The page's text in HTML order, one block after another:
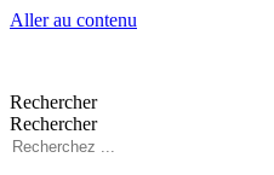
Aller au contenu
Rechercher
Rechercher